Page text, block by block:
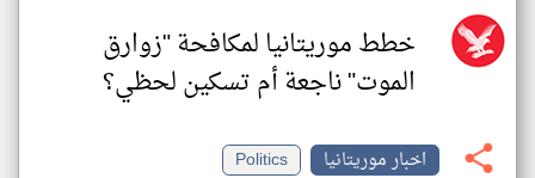
خطط موريتانيا لمكافحة "زوارق
الموت" ناجعة أم تسكين لحظي؟
اخبار موريتانيا
Politics